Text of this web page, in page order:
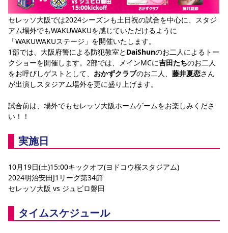
セレッソ大阪では2024シーズンも土日祝の試合を中心に、スタジ
アム場外でもWAKUWAKUを感じていただけるように
「WAKUWAKUステージ」を開催いたします。
1部では、大阪府警による防犯教室と DaiShunのお二人によるトー
クショーを開催します。2部では、メインMCに吉田たちのお二人
をお呼びしゲストとして、 おかずクラブのお二人、 藤井夏恋さん
が出演しスタジアム場外を更に盛り上げます。
試合前は、場外でもセレッソ大阪ホームゲームをお楽しみくださ
い！！
実施日
10月19日(土)15:00キックオフ(ヨドコウ桜スタジアム)
2024明治安田J1リーグ第34節
セレッソ大阪 vs ジュビロ磐田
タイムスケジュール